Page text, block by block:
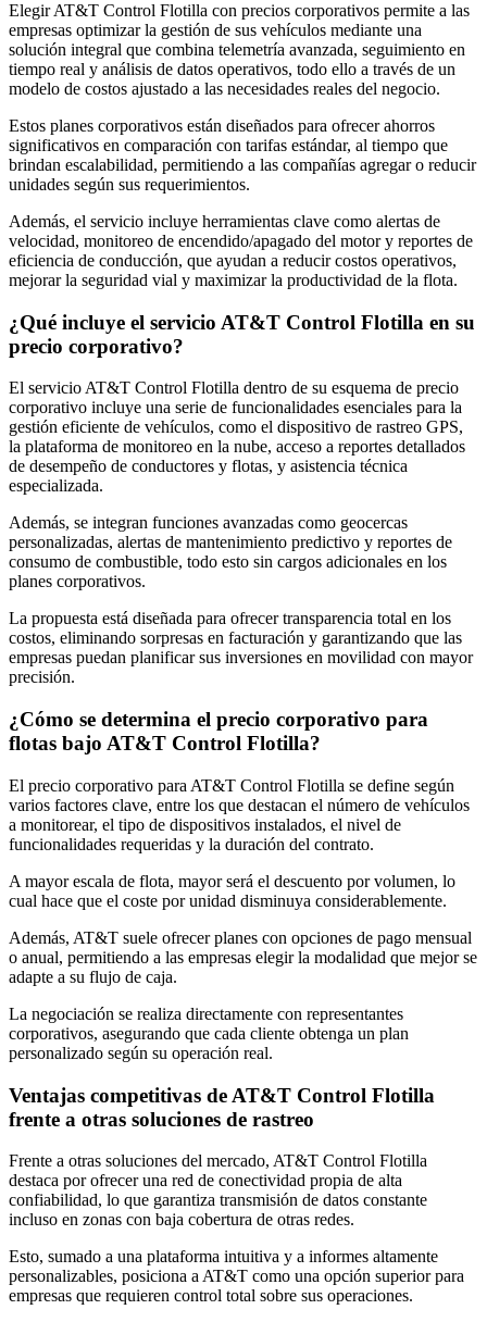
Elegir AT&T Control Flotilla con precios corporativos permite a las
empresas optimizar la gestión de sus vehículos mediante una
solución integral que combina telemetría avanzada, seguimiento en
tiempo real y análisis de datos operativos, todo ello a través de un
modelo de costos ajustado a las necesidades reales del negocio.
Estos planes corporativos están diseñados para ofrecer ahorros
significativos en comparación con tarifas estándar, al tiempo que
brindan escalabilidad, permitiendo a las compañías agregar o reducir
unidades según sus requerimientos.
Además, el servicio incluye herramientas clave como alertas de
velocidad, monitoreo de encendido/apagado del motor y reportes de
eficiencia de conducción, que ayudan a reducir costos operativos,
mejorar la seguridad vial y maximizar la productividad de la flota.
¿Qué incluye el servicio AT&T Control Flotilla en su
precio corporativo?
El servicio AT&T Control Flotilla dentro de su esquema de precio
corporativo incluye una serie de funcionalidades esenciales para la
gestión eficiente de vehículos, como el dispositivo de rastreo GPS,
la plataforma de monitoreo en la nube, acceso a reportes detallados
de desempeño de conductores y flotas, y asistencia técnica
especializada.
Además, se integran funciones avanzadas como geocercas
personalizadas, alertas de mantenimiento predictivo y reportes de
consumo de combustible, todo esto sin cargos adicionales en los
planes corporativos.
La propuesta está diseñada para ofrecer transparencia total en los
costos, eliminando sorpresas en facturación y garantizando que las
empresas puedan planificar sus inversiones en movilidad con mayor
precisión.
¿Cómo se determina el precio corporativo para
flotas bajo AT&T Control Flotilla?
El precio corporativo para AT&T Control Flotilla se define según
varios factores clave, entre los que destacan el número de vehículos
a monitorear, el tipo de dispositivos instalados, el nivel de
funcionalidades requeridas y la duración del contrato.
A mayor escala de flota, mayor será el descuento por volumen, lo
cual hace que el coste por unidad disminuya considerablemente.
Además, AT&T suele ofrecer planes con opciones de pago mensual
o anual, permitiendo a las empresas elegir la modalidad que mejor se
adapte a su flujo de caja.
La negociación se realiza directamente con representantes
corporativos, asegurando que cada cliente obtenga un plan
personalizado según su operación real.
Ventajas competitivas de AT&T Control Flotilla
frente a otras soluciones de rastreo
Frente a otras soluciones del mercado, AT&T Control Flotilla
destaca por ofrecer una red de conectividad propia de alta
confiabilidad, lo que garantiza transmisión de datos constante
incluso en zonas con baja cobertura de otras redes.
Esto, sumado a una plataforma intuitiva y a informes altamente
personalizables, posiciona a AT&T como una opción superior para
empresas que requieren control total sobre sus operaciones.